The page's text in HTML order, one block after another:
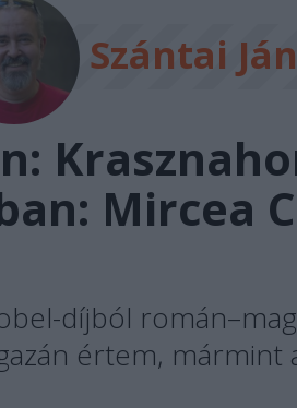
Szántai
Mircea
díjból
értem, mármint